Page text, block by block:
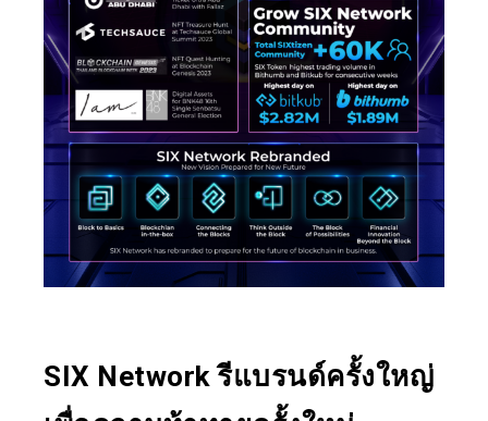
SIX Network รีแบรนด์ครั้งใหญ่